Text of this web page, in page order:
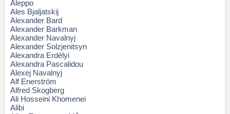
Aleppo
Ales Bjaljatskij
Alexander Bard
Alexander Barkman
Alexander Navalnyj
Alexander Solzjenitsyn
Alexandra Erdélyi
Alexandra Pascalidou
Alexej Navalnyj
Alf Enerström
Alfred Skogberg
Ali Hosseini Khomenei
Alibi